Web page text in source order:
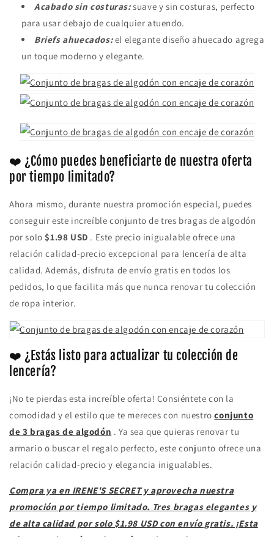
Acabado sin costuras:suave y sin costuras, perfecto
para usar debajo de cualquier atuendo.
Briefs ahuecados:el elegante diseño ahuecado agrega
un toque moderno y elegante.
❤️ ¿Cómo puedes beneficiarte de nuestra oferta
por tiempo limitado?
Ahora mismo, durante nuestra promoción especial, puedes
conseguir este increíble conjunto de tres bragas de algodón
por solo $1.98 USD . Este precio inigualable ofrece una
relación calidad-precio excepcional para lencería de alta
calidad. Además, disfruta de envío gratis en todos los
pedidos, lo que facilita más que nunca renovar tu colección
de ropa interior.
❤️ ¿Estás listo para actualizar tu colección de
lencería?
¡No te pierdas esta increíble oferta! Consiéntete con la
comodidad y el estilo que te mereces con nuestroconjunto
de 3 bragas de algodón . Ya sea que quieras renovar tu
armario o buscar el regalo perfecto, este conjunto ofrece una
relación calidad-precio y elegancia inigualables.
Compra ya en IRENE'S SECRET y aprovecha nuestra
promoción por tiempo limitado. Tres bragas elegantes y
de alta calidad por solo $1.98 USD con envío gratis. ¡Esta